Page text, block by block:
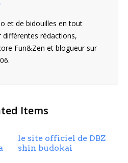
et de bidouilles en tout
différentes rédactions,
Fun&Zen et blogueur sur
Items
le site officiel de DBZ
shin budokai